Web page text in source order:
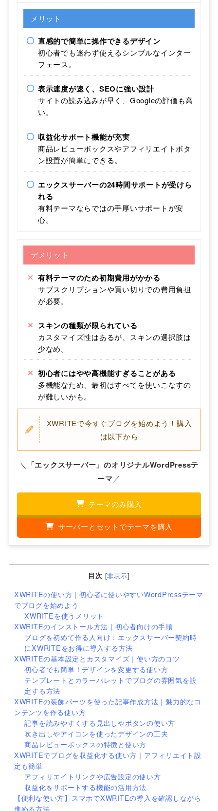
メリット
直感的で簡単に操作できるデザイン
初心者でも迷わず使えるシンプルなインター
フェース。
表示速度が速く、SEOに強い設計
サイトの読み込みが早く、Googleの評価も高
い。
収益化サポート機能が充実
商品レビューボックスやアフィリエイトボタ
ン設置が簡単にできる。
エックスサーバーの24時間サポートが受けら
れる
有料テーマならではの手厚いサポートが安
心。
デメリット
有料テーマのため初期費用がかかる
サブスクリプションや買い切りでの費用負担
が必要。
スキンの種類が限られている
カスタマイズ性はあるが、スキンの選択肢は
少なめ。
初心者にはやや高機能すぎることがある
多機能なため、最初はすべてを使いこなすの
が難しいかも。
XWRITEで今すぐブログを始めよう！購入
は以下から
＼
「エックスサーバー」のオリジナルWordPressテ
ーマ／
テーマのみ購入
サーバーとセットでテーマを購入
目次 [非表示]
XWRITEの使い方｜初心者に使いやすいWordPressテーマ
でブログを始めよう
XWRITEを使うメリット
XWRITEのインストール方法｜初心者向けの手順
ブログを初めて作る人向け：エックスサーバー契約時
にXWRITEをお得に導入する方法
XWRITEの基本設定とカスタマイズ｜使い方のコツ
初心者でも簡単！デザインを変更する使い方
テンプレートとカラーパレットでブログの雰囲気を設
定する方法
XWRITEの装飾パーツを使った記事作成方法｜魅力的なコ
ンテンツを作る使い方
記事を読みやすくする見出しやボタンの使い方
吹き出しやアイコンを使ったデザインの工夫
商品レビューボックスの特徴と使い方
XWRITEでブログを収益化する使い方｜アフィリエイト設
定も簡単
アフィリエイトリンクや広告設定の使い方
収益化をサポートする機能の活用方法
【便利な使い方】スマホでXWRITEの導入を確認しながら
進める方法